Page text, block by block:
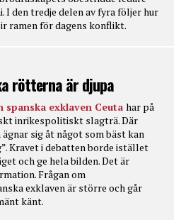
I den tredje delen av fyra följer hur
ramen för dagens konflikt.
rötterna är djupa
exklaven Ceuta har på
inrikespolitiskt slagträ. Där
sig åt något som bäst kan
Kravet i debatten borde istället
och ge hela bilden. Det är
Frågan om
exklaven är större och går
känt.